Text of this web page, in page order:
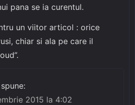
pana se ia curentul.
un viitor articol : orice
chiar si ala pe care il
spune:
2015 la 4:02